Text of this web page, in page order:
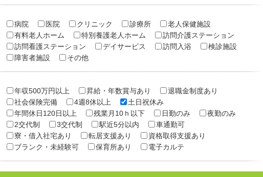
病院 医院 クリニック 診療所
老人保健施設
有料老人ホーム
特別養護老人ホーム
訪問介護ステーション
訪問看護ステーション
デイサービス 訪問入浴
検診施設
障害者施設
その他
年収500万円以上 昇給・年数賞与あり
退職金制度あり
社会保険完備
4週8休以上
土日祝休み
年間休日120日以上
残業月10ｈ以下 日勤のみ
夜勤のみ
2交代制
3交代制 駅近5分以内
車通勤可
寮・借入社宅あり
転居支援あり
資格取得支援あり
ブランク・未経験可
保育所あり 電子カルテ